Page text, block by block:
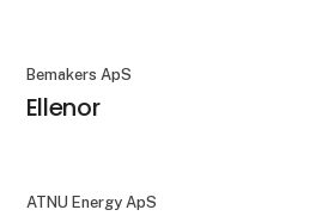
Bemakers ApS
Ellenor
ATNU Energy ApS